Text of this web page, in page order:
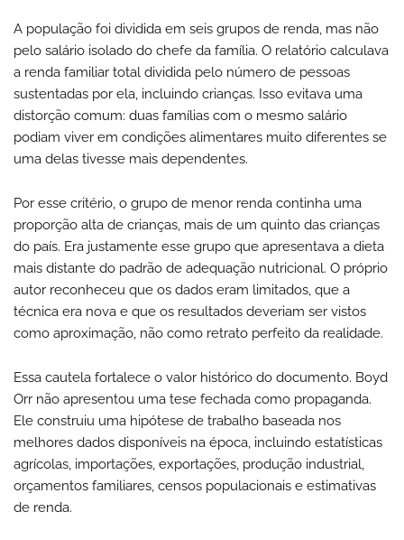
A população foi dividida em seis grupos de renda, mas não
pelo salário isolado do chefe da família. O relatório calculava
a renda familiar total dividida pelo número de pessoas
sustentadas por ela, incluindo crianças. Isso evitava uma
distorção comum: duas famílias com o mesmo salário
podiam viver em condições alimentares muito diferentes se
uma delas tivesse mais dependentes.
Por esse critério, o grupo de menor renda continha uma
proporção alta de crianças, mais de um quinto das crianças
do país. Era justamente esse grupo que apresentava a dieta
mais distante do padrão de adequação nutricional. O próprio
autor reconheceu que os dados eram limitados, que a
técnica era nova e que os resultados deveriam ser vistos
como aproximação, não como retrato perfeito da realidade.
Essa cautela fortalece o valor histórico do documento. Boyd
Orr não apresentou uma tese fechada como propaganda.
Ele construiu uma hipótese de trabalho baseada nos
melhores dados disponíveis na época, incluindo estatísticas
agrícolas, importações, exportações, produção industrial,
orçamentos familiares, censos populacionais e estimativas
de renda.